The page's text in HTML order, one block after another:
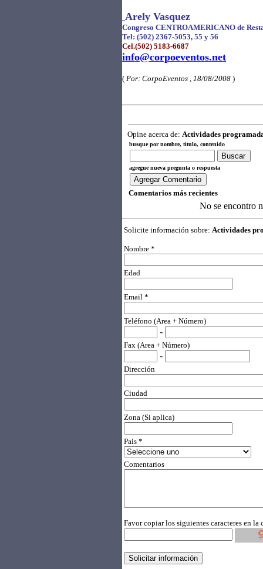
Arely Vasquez
Congreso CENTROAMERICANO de
Tel: (502) 2367-5053, 55 y 56
Cel.(502) 5183-6687
info@corpoeventos.net
( Por: CorpoEventos , 18/08/2008 )
Opine acerca de:Actividades
busque por nombre, titulo, contenido
agregue nueva pregunta o respuesta
Comentarios más recientes
No se encontro
Solicite información sobre: Actividades
Nombre *
Edad
Email *
Teléfono (Area + Número)
-
Fax (Area + Número)
-
Dirección
Ciudad
Zona (Si aplica)
Pais *
Comentarios
Favor copiar los siguientes caracteres en la